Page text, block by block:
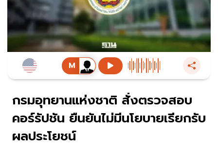
กรมอุทยานแห่งชาติ สั่งตรวจสอบ
คอร์รัปชัน ยืนยันไม่มีนโยบายเรียกรับ
ผลประโยชน์